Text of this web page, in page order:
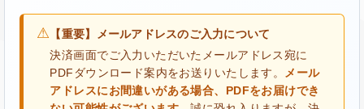
⚠ 【重要】メールアドレスのご入力について
決済画面でご入力いただいたメールアドレス宛に
PDFダウンロード案内をお送りいたします。
メール
アドレスにお間違いがある場合、PDFをお届けでき